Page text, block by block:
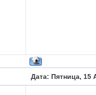
Дата: Пятница, 15